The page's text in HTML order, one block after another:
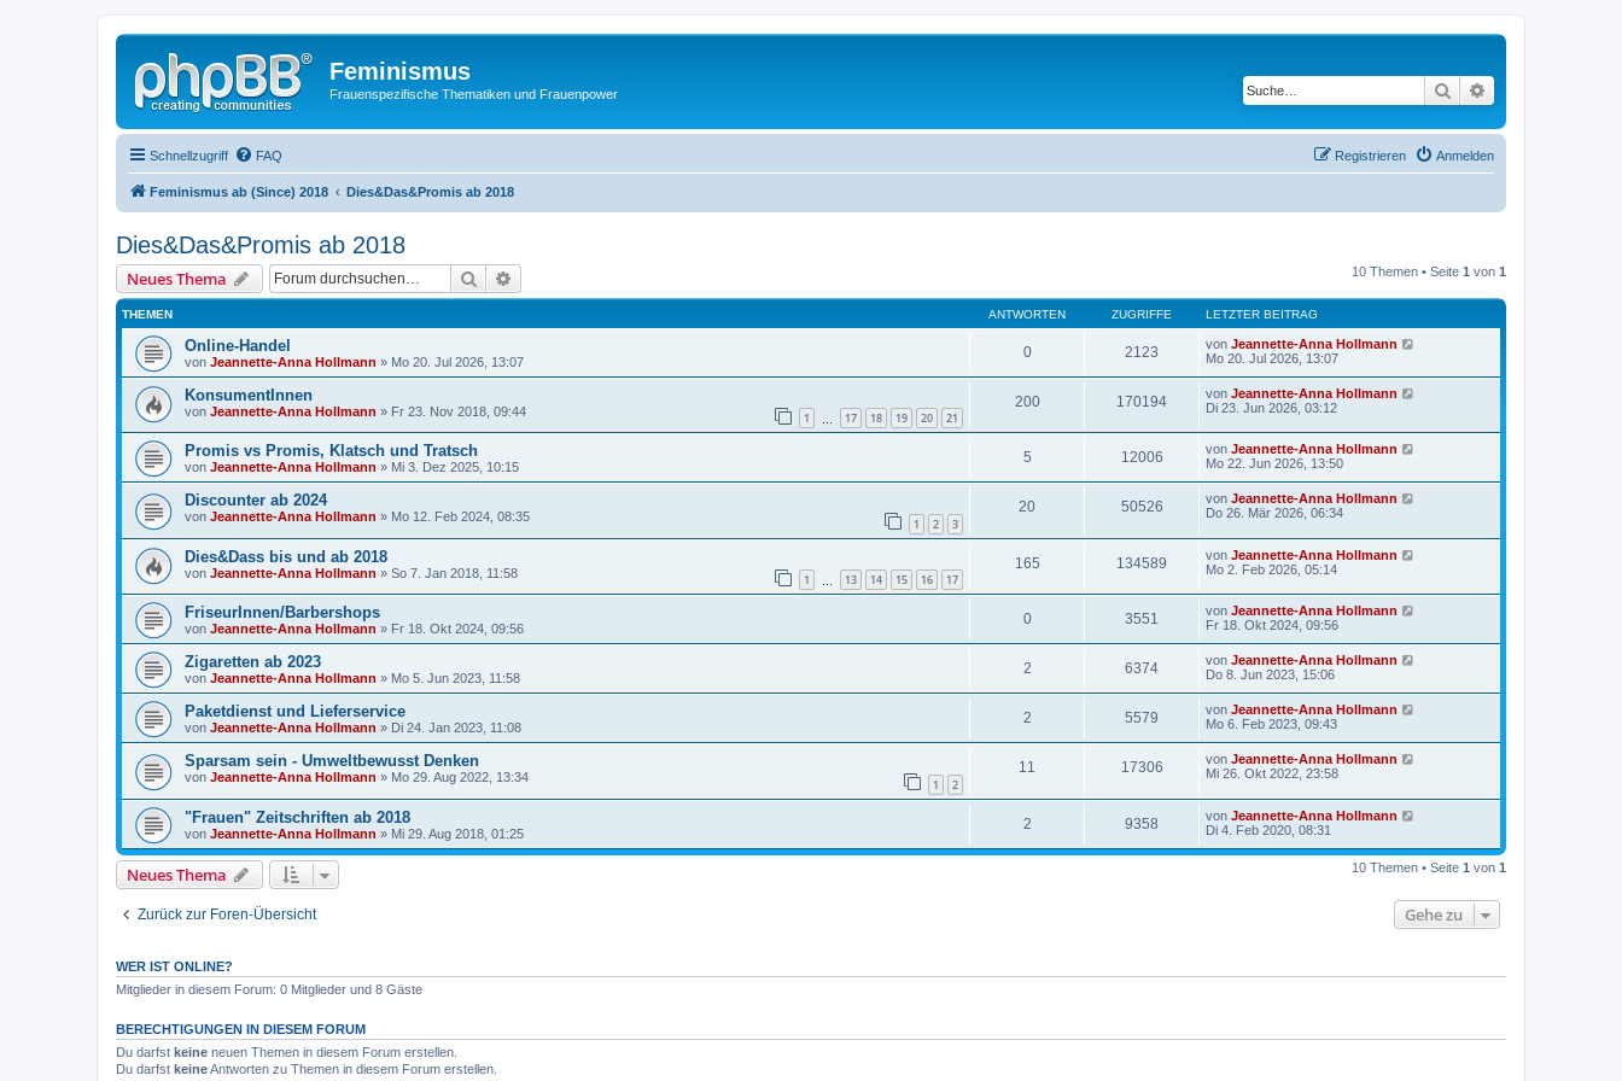
Feminismus
Frauenspezifische Thematiken und Frauenpower Suche
Schnellzugriff FAQ Anmelden
Registrieren
Feminismus ab (Since) 2018 Dies&Das&Promis ab 2018
Dies&Das&Promis ab 2018
Neues Thema Suche 10 Themen • Seite 1 von 1
THEMEN ANTWORTEN ZUGRIFFE LETZTER BEITRAG
Online-Handel
von Jeannette-Anna Hollmann » Mo 20. Jul 2026, 13:07
0 2123 von Jeannette-Anna Hollmann
Mo 20. Jul 2026, 13:07
KonsumentInnen
von Jeannette-Anna Hollmann » Fr 23. Nov 2018, 09:44 1 17 18 19 20 21
200 170194 von Jeannette-Anna Hollmann
Di 23. Jun 2026, 03:12
Promis vs Promis, Klatsch und Tratsch
von Jeannette-Anna Hollmann » Mi 3. Dez 2025, 10:15
5 12006 von Jeannette-Anna Hollmann
Mo 22. Jun 2026, 13:50
Discounter ab 2024
von Jeannette-Anna Hollmann » Mo 12. Feb 2024, 08:35 1 2 3
20 50526 von Jeannette-Anna Hollmann
Do 26. Mär 2026, 06:34
Dies&Dass bis und ab 2018
von Jeannette-Anna Hollmann » So 7. Jan 2018, 11:58 1 13 14 15 16 17
165 134589 von Jeannette-Anna Hollmann
Mo 2. Feb 2026, 05:14
FriseurInnen/Barbershops
von Jeannette-Anna Hollmann » Fr 18. Okt 2024, 09:56
0 3551 von Jeannette-Anna Hollmann
Fr 18. Okt 2024, 09:56
Zigaretten ab 2023
von Jeannette-Anna Hollmann » Mo 5. Jun 2023, 11:58
2 6374 von Jeannette-Anna Hollmann
Do 8. Jun 2023, 15:06
Paketdienst und Lieferservice
von Jeannette-Anna Hollmann » Di 24. Jan 2023, 11:08
2 5579 von Jeannette-Anna Hollmann
Mo 6. Feb 2023, 09:43
Sparsam sein - Umweltbewusst Denken
von Jeannette-Anna Hollmann » Mo 29. Aug 2022, 13:34 1 2
11 17306 von Jeannette-Anna Hollmann
Mi 26. Okt 2022, 23:58
"Frauen" Zeitschriften ab 2018
von Jeannette-Anna Hollmann » Mi 29. Aug 2018, 01:25
2 9358 von Jeannette-Anna Hollmann
Di 4. Feb 2020, 08:31
Neues Thema 10 Themen • Seite 1 von 1
Zurück zur Foren-Übersicht Gehe zu
WER IST ONLINE?
Mitglieder in diesem Forum: 0 Mitglieder und 8 Gäste
BERECHTIGUNGEN IN DIESEM FORUM
Du darfst keine neuen Themen in diesem Forum erstellen.
Du darfst keineAntworten zu Themen in diesem Forum erstellen.